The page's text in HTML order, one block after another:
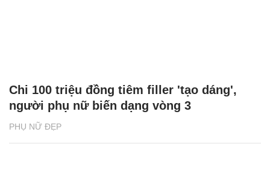
PHỤ NỮ ĐẸP
Chi 100 triệu đồng tiêm filler 'tạo dáng',
người phụ nữ biến dạng vòng 3